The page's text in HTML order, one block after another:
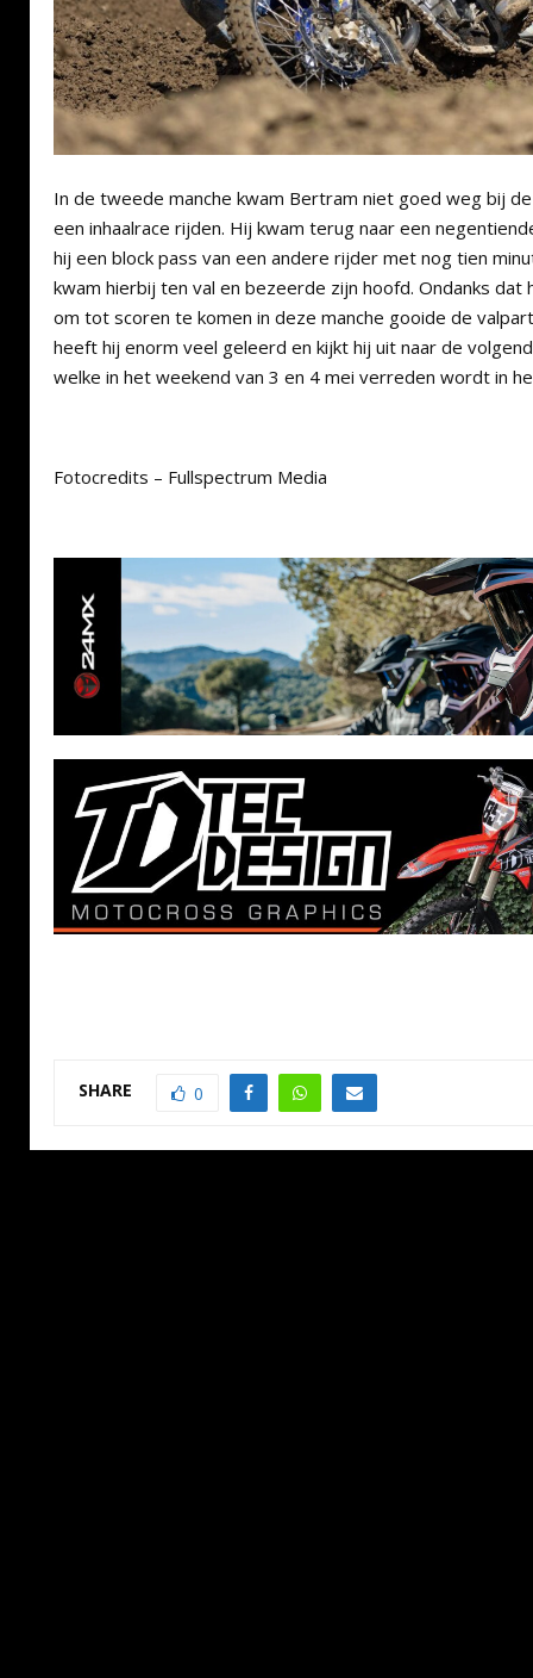
In de tweede manche kwam Bertram niet goed weg bij
een inhaalrace rijden. Hij kwam terug naar een
hij een block pass van een andere rijder met nog tien
kwam hierbij ten val en bezeerde zijn hoofd. Ondanks
om tot scoren te komen in deze manche gooide de
heeft hij enorm veel geleerd en kijkt hij uit naar de
welke in het weekend van 3 en 4 mei verreden wordt in
Fotocredits – Fullspectrum Media
SHARE 0